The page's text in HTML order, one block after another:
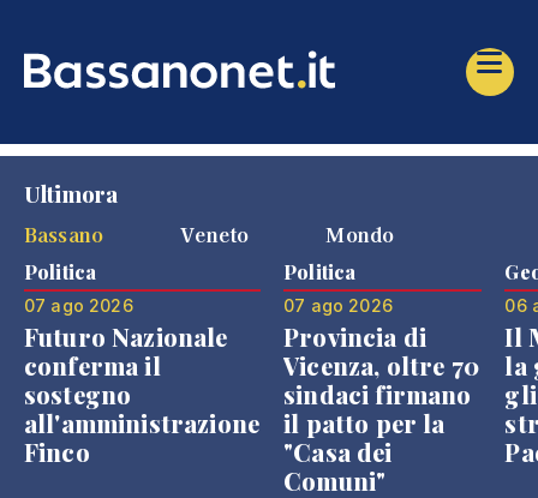
Ultimora
Bassano
Veneto Mondo
Politica
07 ago 2026
Futuro Nazionale
conferma il
sostegno
all'amministrazione
Finco
Politica
07 ago 2026
Provincia di
Vicenza, oltre 70
sindaci firmano
il patto per la
"Casa dei
Comuni"
06
Il
la